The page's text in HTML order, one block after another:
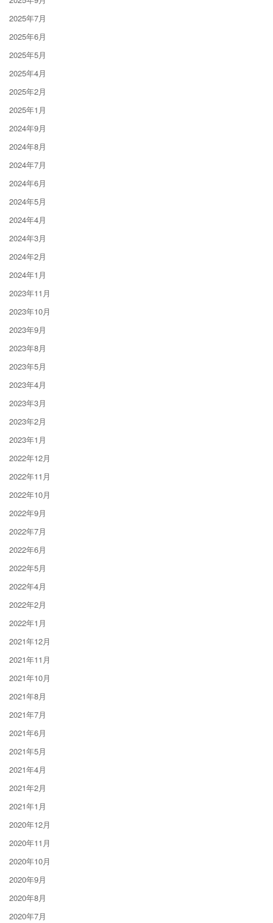
2025年7月
2025年6月
2025年5月
2025年4月
2025年2月
2025年1月
2024年9月
2024年8月
2024年7月
2024年6月
2024年5月
2024年4月
2024年3月
2024年2月
2024年1月
2023年11月
2023年10月
2023年9月
2023年8月
2023年5月
2023年4月
2023年3月
2023年2月
2023年1月
2022年12月
2022年11月
2022年10月
2022年9月
2022年7月
2022年6月
2022年5月
2022年4月
2022年2月
2022年1月
2021年12月
2021年11月
2021年10月
2021年8月
2021年7月
2021年6月
2021年5月
2021年4月
2021年2月
2021年1月
2020年12月
2020年11月
2020年10月
2020年9月
2020年8月
2020年7月